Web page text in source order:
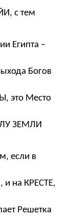
с тем
Египта –
Богов
это Место
ЗЕМЛИ
если в
и на КРЕСТЕ,
Решетка